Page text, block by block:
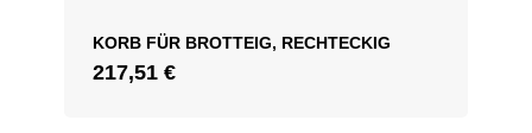
KORB FÜR BROTTEIG, RECHTECKIG
217,51 €